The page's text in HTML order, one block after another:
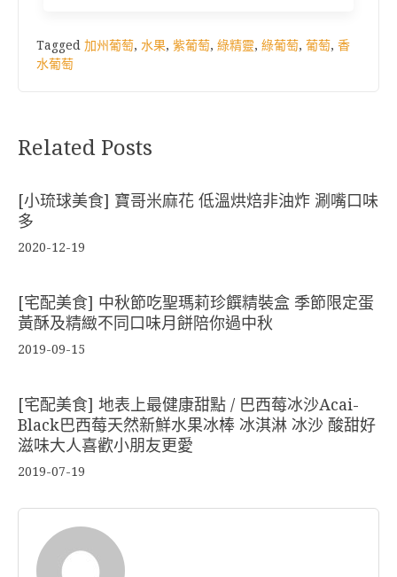
Tagged 加州葡萄, 水果, 紫葡萄, 綠精靈, 綠葡萄, 葡萄, 香
水葡萄
Related Posts
[小琉球美食] 寶哥米麻花 低溫烘焙非油炸 涮嘴口味
多
2020-12-19
[宅配美食] 中秋節吃聖瑪莉珍饌精裝盒 季節限定蛋
黃酥及精緻不同口味月餅陪你過中秋
2019-09-15
[宅配美食] 地表上最健康甜點 / 巴西莓冰沙Acai-
Black巴西莓天然新鮮水果冰棒 冰淇淋 冰沙 酸甜好
滋味大人喜歡小朋友更愛
2019-07-19